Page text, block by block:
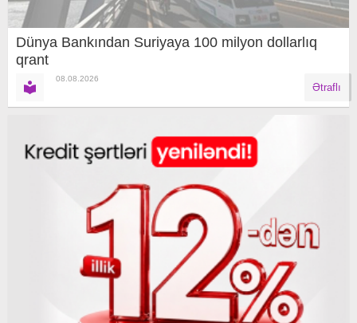
Dünya Bankından Suriyaya 100 milyon dollarlıq
qrant
08.08.2026
Ətraflı